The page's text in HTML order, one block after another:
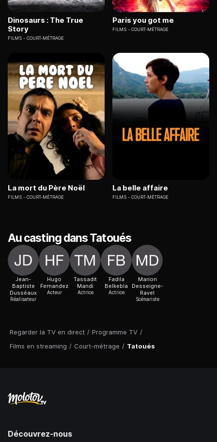
Regarder la TV en direct / Programme TV /
Films en streaming / Court-métrage / Tatoués
Dinosaurs : The True
Story
FILMS COURT-MÉTRAGE
Paris you got me
FILMS COURT-MÉTRAGE
La mort du Père Noël
FILMS COURT-MÉTRAGE
La belle affaire
FILMS COURT-MÉTRAGE
Au casting dans Tatoués
Jean-
Baptiste
Dusséaux
Réalisateur
Hugo
Fernandez
Acteur
Tassadit
Mandi
Actrice
Fadila
Belkebla
Actrice
Marion
Desseigne-
Ravel
Scénariste
Découvrez-nous